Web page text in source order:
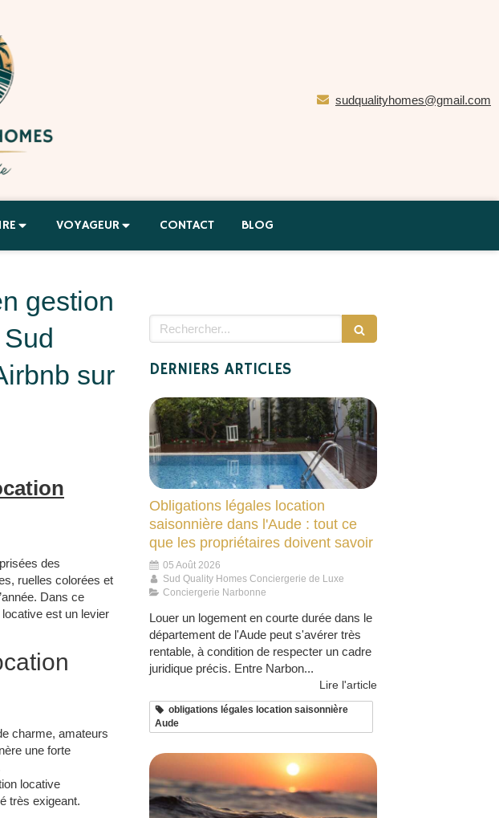
sudqualityhomes@gmail.com
VOYAGEUR CONTACT BLOG
gestion
sur
des
ruelles colorées et
Dans ce
est un levier
charme, amateurs
une forte
locative
très exigeant.​
Rechercher
DERNIERS ARTICLES
Obligations légales location
saisonnière dans l'Aude : tout ce
que les propriétaires doivent savoir
05 Août 2026
Sud Quality Homes Conciergerie de Luxe
Conciergerie Narbonne
Louer un logement en courte durée dans le
département de l'Aude peut s'avérer très
rentable, à condition de respecter un cadre
juridique précis. Entre Narbon...
Lire l'article
obligations légales location saisonnière
Aude